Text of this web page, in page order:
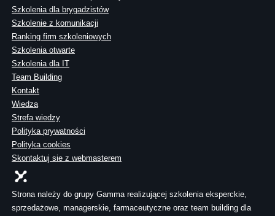
Szkolenia dla brygadzistów
Szkolenie z komunikacji
Ranking firm szkoleniowych
Szkolenia otwarte
Szkolenia dla IT
Team Building
Kontakt
Wiedza
Strefa wiedzy
Polityka prywatności
Polityka cookies
Skontaktuj sie z webmasterem
Strona należy do grupy Gamma realizującej szkolenia eksperckie,
sprzedażowe, managerskie, farmaceutyczne oraz team building dla